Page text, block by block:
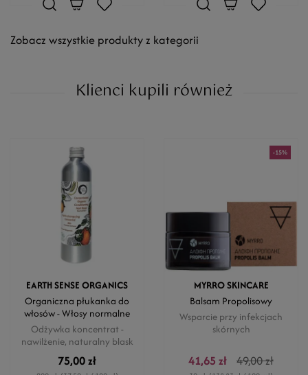
Zobacz wszystkie produkty z kategorii
Klienci kupili również
EARTH SENSE ORGANICS
Organiczna płukanka do
włosów - Włosy normalne
Odżywka koncentrat -
nawilżenie, naturalny blask
75,00 zł
-15%
MYRRO SKINCARE
Balsam Propolisowy
Wsparcie przy infekcjach
skórnych
41,65 zł 49,00 zł